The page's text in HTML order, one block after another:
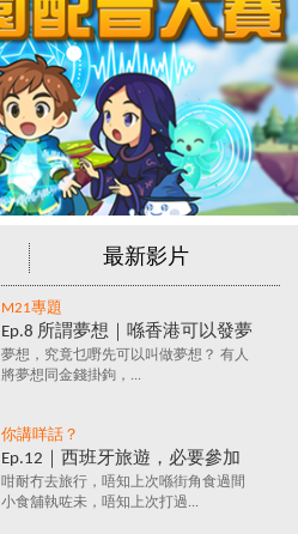
最新影片
M21專題
Ep.8 所謂夢想｜喺香港可以發夢
嗎？夢想究竟係咩？追夢=金錢
+金錢+金錢？
夢想，究竟乜嘢先可以叫做夢想？ 有人
將夢想同金錢掛鉤，...
你講咩話？
Ep.12｜西班牙旅遊，必要參加
的文化慶典活動✈️ 跟住節日去旅
行～月月精彩！
咁耐冇去旅行，唔知上次喺街角食過間
小食舖執咗未，唔知上次打過...